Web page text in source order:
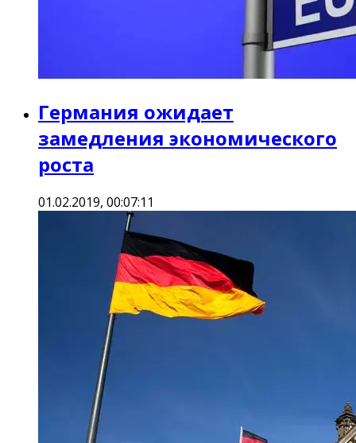
Германия ожидает
замедления экономического
роста
01.02.2019, 00:07:11